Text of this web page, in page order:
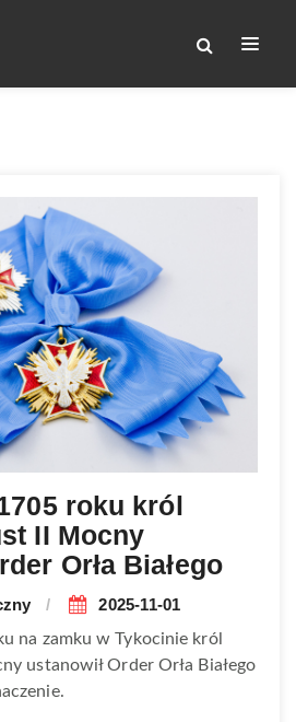
roku król
II Mocny
Orła Białego
2025-11-01
na zamku w Tykocinie król
ustanowił Order Orła Białego